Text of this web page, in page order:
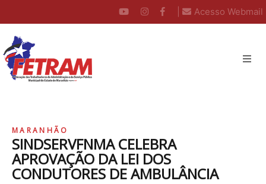
Acesso Webmail
MARANHÃO
SINDSERVFNMA CELEBRA
APROVAÇÃO DA LEI DOS
CONDUTORES DE AMBULÂNCIA